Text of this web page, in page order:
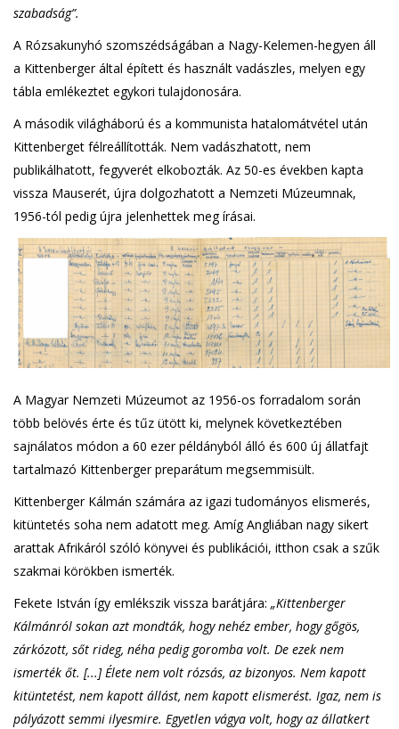
szabadság”.
A Rózsakunyhó szomszédságában a Nagy-Kelemen-hegyen áll
a Kittenberger által épített és használt vadászles, melyen egy
tábla emlékeztet egykori tulajdonosára.
A második világháború és a kommunista hatalomátvétel után
Kittenberget félreállították. Nem vadászhatott, nem
publikálhatott, fegyverét elkobozták. Az 50-es években kapta
vissza Mauserét, újra dolgozhatott a Nemzeti Múzeumnak,
1956-tól pedig újra jelenhettek meg írásai.
A Magyar Nemzeti Múzeumot az 1956-os forradalom során
több belövés érte és tűz ütött ki, melynek következtében
sajnálatos módon a 60 ezer példányból álló és 600 új állatfajt
tartalmazó Kittenberger preparátum megsemmisült.
Kittenberger Kálmán számára az igazi tudományos elismerés,
kitüntetés soha nem adatott meg. Amíg Angliában nagy sikert
arattak Afrikáról szóló könyvei és publikációi, itthon csak a szűk
szakmai körökben ismerték.
Fekete István így emlékszik vissza barátjára: „Kittenberger
Kálmánról sokan azt mondták, hogy nehéz ember, hogy gőgös,
zárkózott, sőt rideg, néha pedig goromba volt. De ezek nem
ismerték őt. [...] Élete nem volt rózsás, az bizonyos. Nem kapott
kitüntetést, nem kapott állást, nem kapott elismerést. Igaz, nem is
pályázott semmi ilyesmire. Egyetlen vágya volt, hogy az állatkert